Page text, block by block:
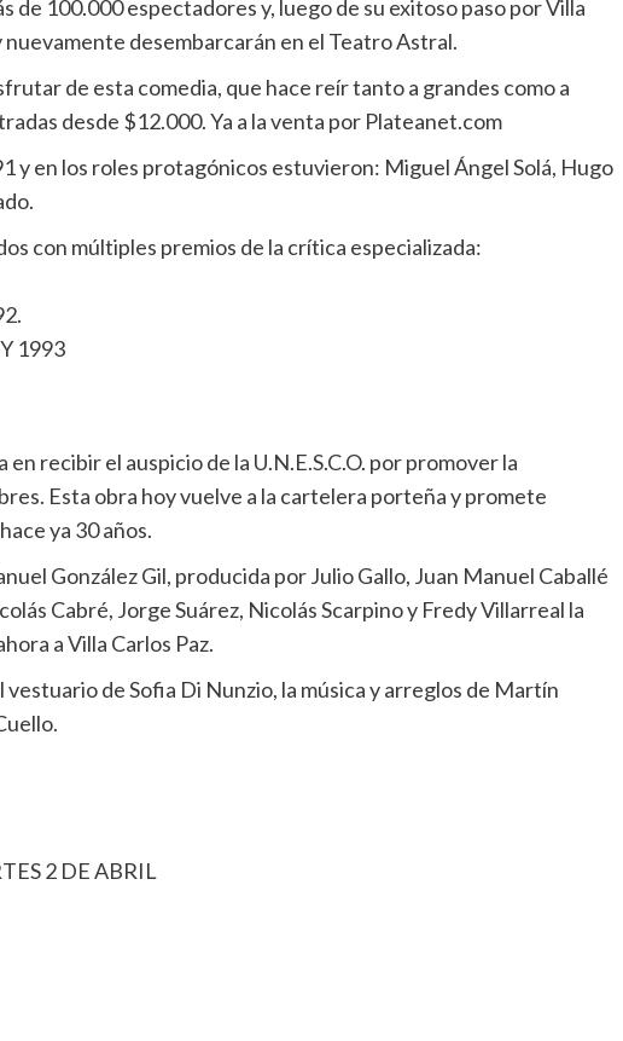
de 100.000 espectadores y, luego de su exitoso paso por Villa
nuevamente desembarcarán en el Teatro Astral.
de esta comedia, que hace reír tanto a grandes como a
desde $12.000. Ya a la venta por Plateanet.com
y en los roles protagónicos estuvieron: Miguel Ángel Solá, Hugo
con múltiples premios de la crítica especializada:
1993
recibir el auspicio de la U.N.E.S.C.O. por promover la
Esta obra hoy vuelve a la cartelera porteña y promete
ya 30 años.
González Gil, producida por Julio Gallo, Juan Manuel Caballé
Cabré, Jorge Suárez, Nicolás Scarpino y Fredy Villarreal la
a Villa Carlos Paz.
vestuario de Sofia Di Nunzio, la música y arreglos de Martín
2 DE ABRIL